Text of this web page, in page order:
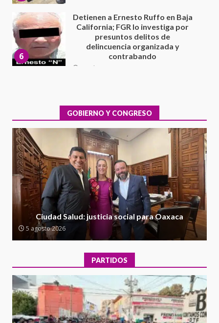
7
Sin paso carretera Oaxaca-
Cuacnopalan
26 junio 2026
1
integral de las instalaciones de la
Escuela Secundaria General
Moisés Sáenz Garza
5 agosto 2026
2
Ciudad Salud: justicia social para
Oaxaca
5 agosto 2026
3
Encuentro de Ariadna Montiel
con el Gobernador Salomón Jara
Cruz reafirma la consolidación
de la transformación en
territorio oaxaqueño
30 julio 2026
4
presencia institucional en San
Juan Mazatlán
20 julio 2026
GOBIERNO Y CONGRESO
Ciudad Salud: justicia social para Oaxaca
5 agosto 2026
PARTIDOS